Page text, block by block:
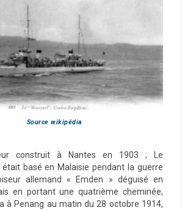
Source wikipédia
construit à Nantes en 1903 ; Le
était basé en Malaisie pendant la guerre
allemand « Emden » déguisé en
en portant une quatrième cheminée,
à Penang au matin du 28 octobre 1914,